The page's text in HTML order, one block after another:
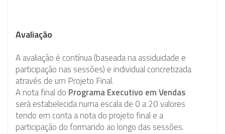
Avaliação
A avaliação é contínua (baseada na assiduidade e
participação nas sessões) e individual concretizada
através de um Projeto Final.
A nota final do Programa Executivo em Vendas
será estabelecida numa escala de 0 a 20 valores
tendo em conta a nota do projeto final e a
participação do formando ao longo das sessões.